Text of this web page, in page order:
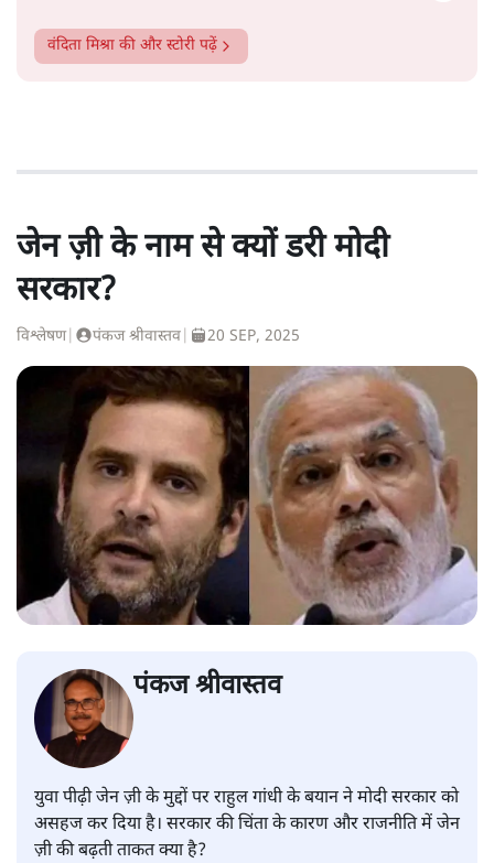
वंदिता मिश्रा की और स्टोरी पढ़ें
जेन ज़ी के नाम से क्यों डरी मोदी
सरकार?
विश्लेषण| पंकज श्रीवास्तव 20 SEP, 2025
पंकज श्रीवास्तव
युवा पीढ़ी जेन ज़ी के मुद्दों पर राहुल गांधी के बयान ने मोदी सरकार को
असहज कर दिया है। सरकार की चिंता के कारण और राजनीति में जेन
ज़ी की बढ़ती ताकत क्या है?